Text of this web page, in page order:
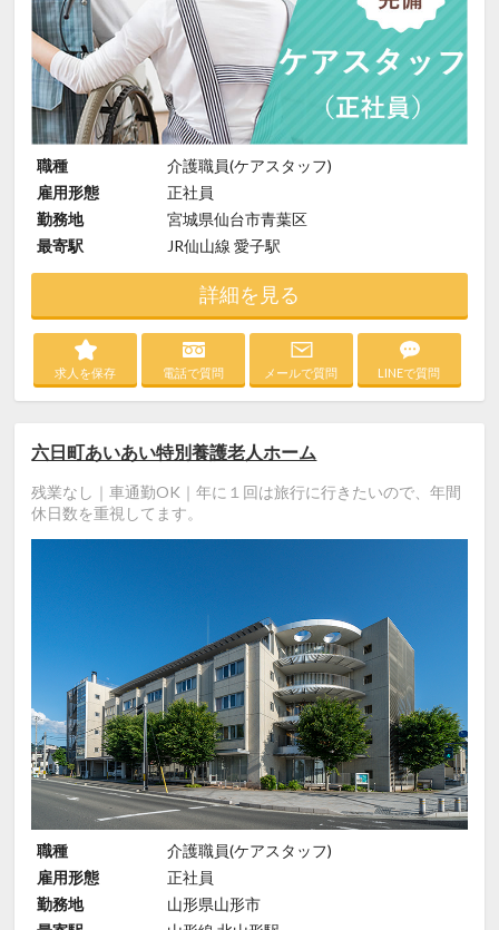
職種
介護職員(ケアスタッフ)
雇用形態
正社員
勤務地
宮城県仙台市青葉区
最寄駅
JR仙山線 愛子駅
詳細を見る
求人を保存 電話で質問 メールで質問 LINEで質問
六日町あいあい特別養護老人ホーム
残業なし｜車通勤OK｜年に１回は旅行に行きたいので、年間
休日数を重視してます。
職種
介護職員(ケアスタッフ)
雇用形態
正社員
勤務地
山形県山形市